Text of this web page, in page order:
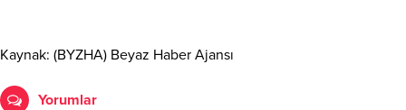
Kaynak: (BYZHA) Beyaz Haber Ajansı
Yorumlar